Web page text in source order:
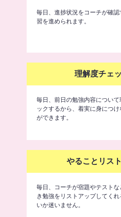
毎日、進捗状況をコーチが確
習を進められます。
理解度チェ
毎日、前日の勉強内容につい
ックするから、着実に身につ
ができます。
やることリス
毎日、コーチが宿題やテスト
き勉強をリストアップしてく
いか迷いません。